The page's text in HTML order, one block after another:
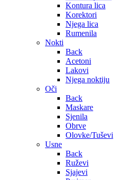
Kontura lica
Korektori
Njega lica
Rumenila
Nokti
Back
Acetoni
Lakovi
Njega noktiju
Oči
Back
Maskare
Sjenila
Obrve
Olovke/Tuševi
Usne
Back
Ruževi
Sjajevi